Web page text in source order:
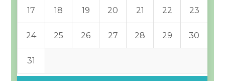
17 18 19 20 21 22 23
24 25 26 27 28 29 30
31